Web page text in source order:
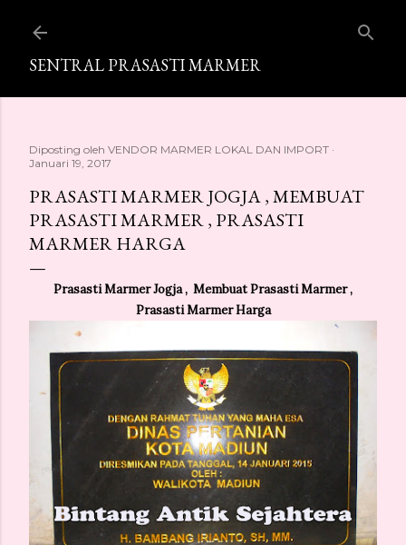
SENTRAL PRASASTI MARMER
Diposting oleh VENDOR MARMER LOKAL DAN IMPORT
Januari 19, 2017
PRASASTI MARMER JOGJA , MEMBUAT
PRASASTI MARMER , PRASASTI
MARMER HARGA
Prasasti Marmer Jogja , Membuat Prasasti Marmer ,
Prasasti Marmer Harga